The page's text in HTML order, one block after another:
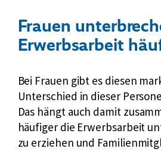
Frauen
Erwerbsarbeit
Bei Frauen gibt es diesen
Unterschied in dieser
Das hängt auch damit
häufiger die Erwerbsarbeit
zu erziehen und